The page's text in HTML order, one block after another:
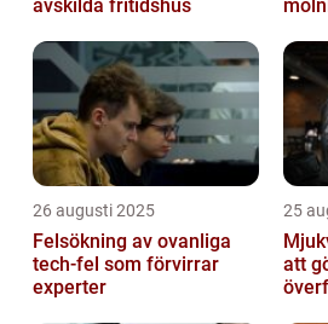
avskilda fritidshus
26 augusti 2025
Felsökning av ovanliga
tech‑fel som förvirrar
experter
25
att